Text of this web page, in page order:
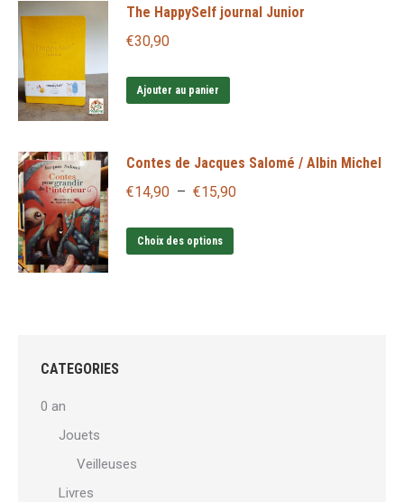
à
a
être
choisies
The HappySelf journal Junior
€30,90
Ajouter au panier
Contes de Jacques Salomé / Albin Michel
€14,90 – €15,90Plage
Choix des options
CATEGORIES
0 an
Jouets
Veilleuses
Livres